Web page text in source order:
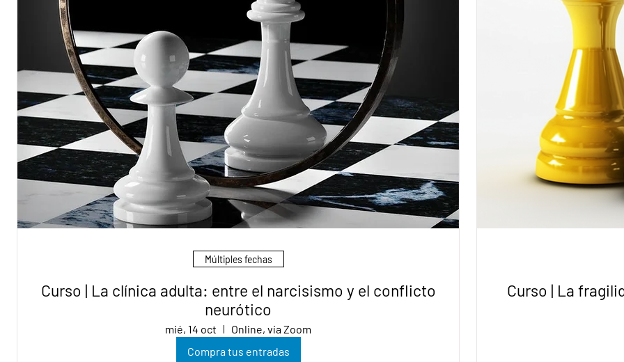
Múltiples fechas
Curso | La clínica adulta: entre el narcisismo y el conflicto
neurótico
mié, 14 oct
Online, vía Zoom
Compra tus entradas
Curso | La